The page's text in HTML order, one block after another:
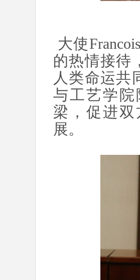
大使
的热情接待
人类命运共
与工艺学
梁，促进
展。